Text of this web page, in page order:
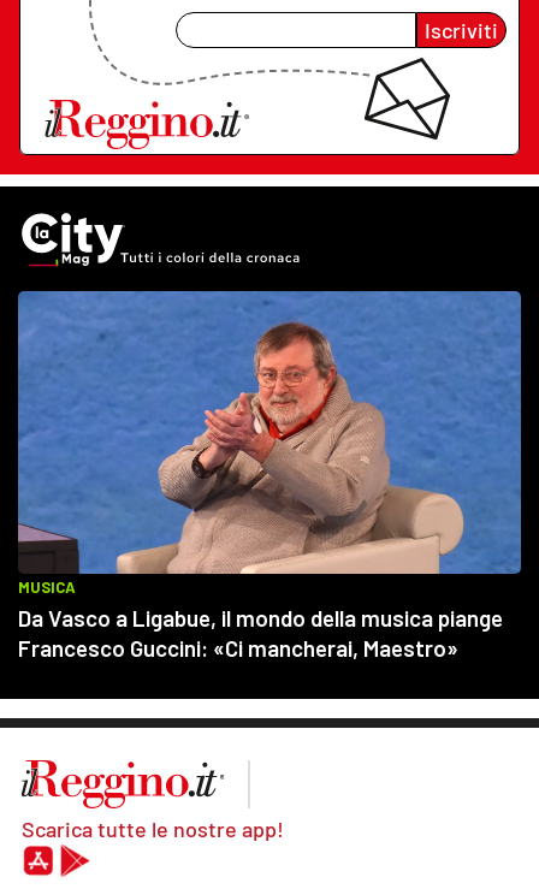
Iscriviti
Scarica tutte le nostre app!